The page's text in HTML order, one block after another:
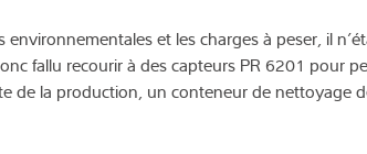
et les charges à peser, il
fallu recourir à des capteurs PR 6201 pour
de la production, un conteneur de nettoyage